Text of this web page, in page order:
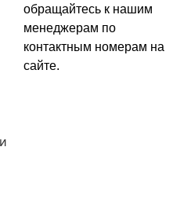
обращайтесь к нашим
менеджерам по
контактным номерам на
сайте.